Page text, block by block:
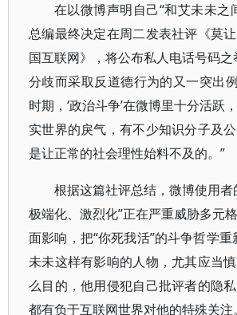
在以微博声明自己“和艾未未之
总编最终决定在周二发表社评《莫
国互联网》，将公布私人电话号码之
分歧而采取反道德行为的又一突出
时期，‘政治斗争’在微博里十分活跃
实世界的戾气，有不少知识分子及
是让正常的社会理性始料不及的。”
根据这篇社评总结，微博使用者
极端化、激烈化”正在严重威胁多元
面影响，把“你死我活”的斗争哲学重
未未这样有影响的人物，尤其应当
么目的，他用侵犯自己批评者的隐
都有负于互联网世界对他的特殊关注